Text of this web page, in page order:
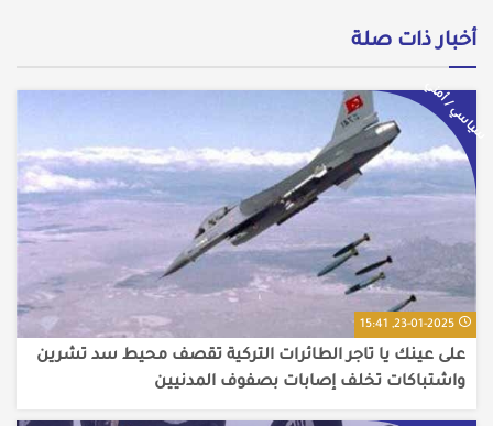
أخبار ذات صلة
سياسي / أمني
23-01-2025, 15:41
على عينك يا تاجر الطائرات التركية تقصف محيط سد تشرين
واشتباكات تخلف إصابات بصفوف المدنيين